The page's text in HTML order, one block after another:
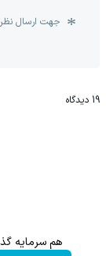
جهت ارسال
19 دیدگاه
هم سرمایه